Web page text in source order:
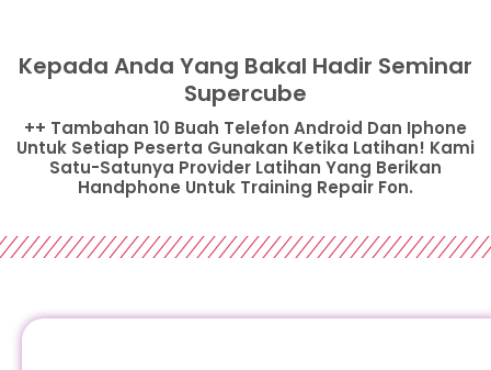
Kepada Anda Yang Bakal Hadir Seminar
Supercube
++ Tambahan 10 Buah Telefon Android Dan Iphone
Untuk Setiap Peserta Gunakan Ketika Latihan! Kami
Satu-Satunya Provider Latihan Yang Berikan
Handphone Untuk Training Repair Fon.